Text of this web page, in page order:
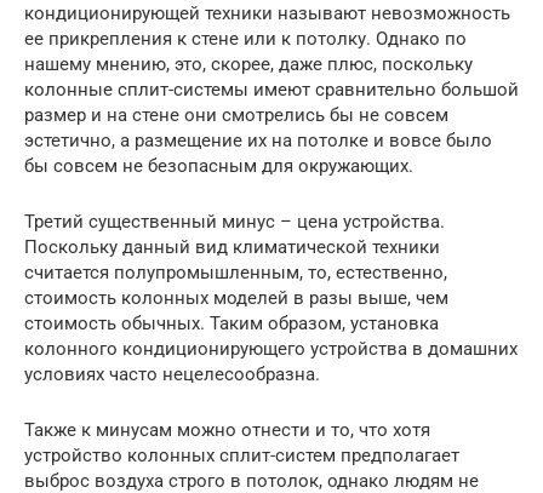
кондиционирующей техники называют невозможность
ее прикрепления к стене или к потолку. Однако по
нашему мнению, это, скорее, даже плюс, поскольку
колонные сплит-системы имеют сравнительно большой
размер и на стене они смотрелись бы не совсем
эстетично, а размещение их на потолке и вовсе было
бы совсем не безопасным для окружающих.
Третий существенный минус – цена устройства.
Поскольку данный вид климатической техники
считается полупромышленным, то, естественно,
стоимость колонных моделей в разы выше, чем
стоимость обычных. Таким образом, установка
колонного кондиционирующего устройства в домашних
условиях часто нецелесообразна.
Также к минусам можно отнести и то, что хотя
устройство колонных сплит-систем предполагает
выброс воздуха строго в потолок, однако людям не